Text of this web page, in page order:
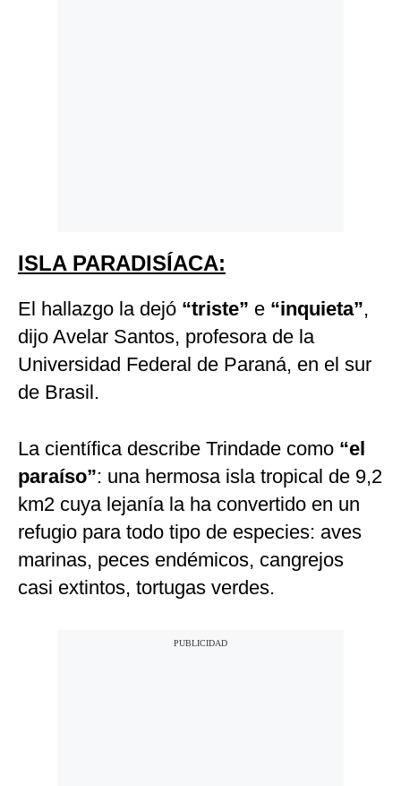
ISLA PARADISÍACA:
El hallazgo la dejó “triste” e “inquieta”,
dijo Avelar Santos, profesora de la
Universidad Federal de Paraná, en el sur
de Brasil.
La científica describe Trindade como “el
paraíso”: una hermosa isla tropical de 9,2
km2 cuya lejanía la ha convertido en un
refugio para todo tipo de especies: aves
marinas, peces endémicos, cangrejos
casi extintos, tortugas verdes.